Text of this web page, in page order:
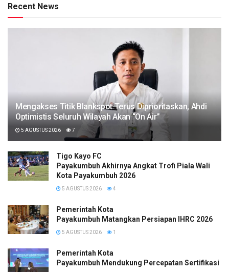
Recent News
Mengakses Titik Blankspot Terus Diprioritaskan, Ahdi
Optimistis Seluruh Wilayah Akan “On Air”
5 AGUSTUS 2026 7
Tigo Kayo FC
Payakumbuh Akhirnya Angkat Trofi Piala Wali
Kota Payakumbuh 2026
5 AGUSTUS 2026 4
Pemerintah Kota
Payakumbuh Matangkan Persiapan IHRC 2026
5 AGUSTUS 2026 1
Pemerintah Kota
Payakumbuh Mendukung Percepatan Sertifikasi